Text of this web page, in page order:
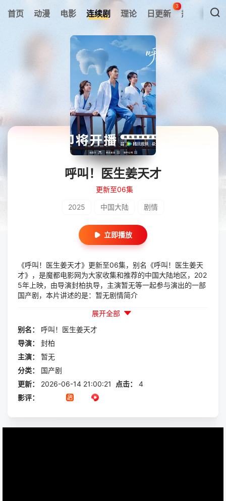
首页 动漫 电影 连续剧 理论 日更新
3
热搜榜
呼叫！医生姜天才
更新至06集
2025 中国大陆 剧情
立即播放
《呼叫！医生姜天才》更新至06集，别名《呼叫！医生姜天
才》，是魔都电影网为大家收集和推荐的中国大陆地区，202
5年上映，由导演封柏执导，主演暂无等一起参与演出的一部
国产剧，本片讲述的是：暂无剧情简介
展开全部
别名：
呼叫！医生姜天才
导演：
封柏
主演：
暂无
分类：
国产剧
更新：
2026-06-14 21:00:21 点击：
4
影评：